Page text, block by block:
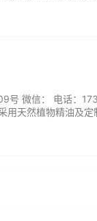
号 微信： 电话：
天然植物精油及